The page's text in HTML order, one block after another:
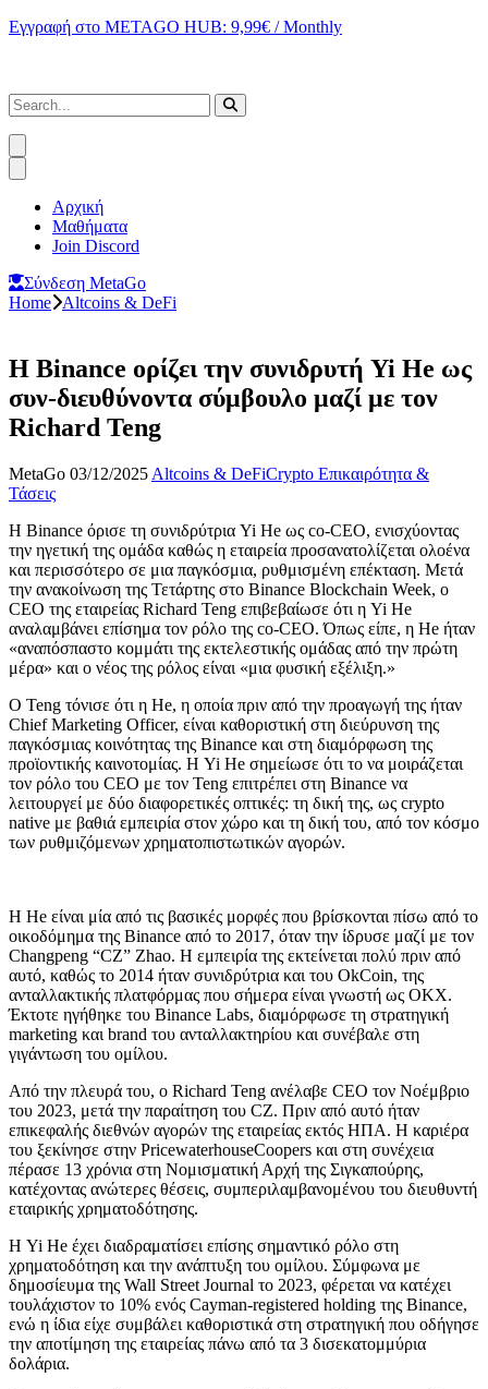
Εγγραφή στο METAGO HUB: 9,99€ / Monthly
Αρχική
Μαθήματα
Join Discord
Σύνδεση MetaGo
Home
Altcoins & DeFi
Η Binance ορίζει την συνιδρυτή Yi He ως
συν-διευθύνοντα σύμβουλο μαζί με τον
Richard Teng
MetaGo 03/12/2025 Altcoins & DeFiCrypto Επικαιρότητα &
Τάσεις
Η Binance όρισε τη συνιδρύτρια Yi He ως co-CEO, ενισχύοντας
την ηγετική της ομάδα καθώς η εταιρεία προσανατολίζεται ολοένα
και περισσότερο σε μια παγκόσμια, ρυθμισμένη επέκταση. Μετά
την ανακοίνωση της Τετάρτης στο Binance Blockchain Week, ο
CEO της εταιρείας Richard Teng επιβεβαίωσε ότι η Yi He
αναλαμβάνει επίσημα τον ρόλο της co-CEO. Όπως είπε, η He ήταν
«αναπόσπαστο κομμάτι της εκτελεστικής ομάδας από την πρώτη
μέρα» και ο νέος της ρόλος είναι «μια φυσική εξέλιξη.»
Ο Teng τόνισε ότι η He, η οποία πριν από την προαγωγή της ήταν
Chief Marketing Officer, είναι καθοριστική στη διεύρυνση της
παγκόσμιας κοινότητας της Binance και στη διαμόρφωση της
προϊοντικής καινοτομίας. Η Yi He σημείωσε ότι το να μοιράζεται
τον ρόλο του CEO με τον Teng επιτρέπει στη Binance να
λειτουργεί με δύο διαφορετικές οπτικές: τη δική της, ως crypto
native με βαθιά εμπειρία στον χώρο και τη δική του, από τον κόσμο
των ρυθμιζόμενων χρηματοπιστωτικών αγορών.
Η He είναι μία από τις βασικές μορφές που βρίσκονται πίσω από το
οικοδόμημα της Binance από το 2017, όταν την ίδρυσε μαζί με τον
Changpeng “CZ” Zhao. Η εμπειρία της εκτείνεται πολύ πριν από
αυτό, καθώς το 2014 ήταν συνιδρύτρια και του OkCoin, της
ανταλλακτικής πλατφόρμας που σήμερα είναι γνωστή ως OKX.
Έκτοτε ηγήθηκε του Binance Labs, διαμόρφωσε τη στρατηγική
marketing και brand του ανταλλακτηρίου και συνέβαλε στη
γιγάντωση του ομίλου.
Από την πλευρά του, ο Richard Teng ανέλαβε CEO τον Νοέμβριο
του 2023, μετά την παραίτηση του CZ. Πριν από αυτό ήταν
επικεφαλής διεθνών αγορών της εταιρείας εκτός ΗΠΑ. Η καριέρα
του ξεκίνησε στην PricewaterhouseCoopers και στη συνέχεια
πέρασε 13 χρόνια στη Νομισματική Αρχή της Σιγκαπούρης,
κατέχοντας ανώτερες θέσεις, συμπεριλαμβανομένου του διευθυντή
εταιρικής χρηματοδότησης.
Η Yi He έχει διαδραματίσει επίσης σημαντικό ρόλο στη
χρηματοδότηση και την ανάπτυξη του ομίλου. Σύμφωνα με
δημοσίευμα της Wall Street Journal το 2023, φέρεται να κατέχει
τουλάχιστον το 10% ενός Cayman-registered holding της Binance,
ενώ η ίδια είχε συμβάλει καθοριστικά στη στρατηγική που οδήγησε
την αποτίμηση της εταιρείας πάνω από τα 3 δισεκατομμύρια
δολάρια.